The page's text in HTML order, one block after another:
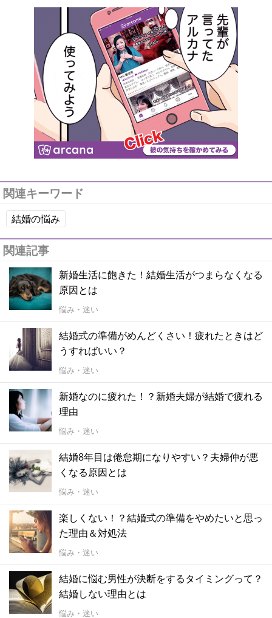
関連キーワード
結婚の悩み
関連記事
新婚生活に飽きた！結婚生活がつまらなくなる
原因とは
悩み・迷い
結婚式の準備がめんどくさい！疲れたときはど
うすればいい？
悩み・迷い
新婚なのに疲れた！？新婚夫婦が結婚で疲れる
理由
悩み・迷い
結婚8年目は倦怠期になりやすい？夫婦仲が悪
くなる原因とは
悩み・迷い
楽しくない！？結婚式の準備をやめたいと思っ
た理由＆対処法
悩み・迷い
結婚に悩む男性が決断をするタイミングって？
結婚しない理由とは
悩み・迷い